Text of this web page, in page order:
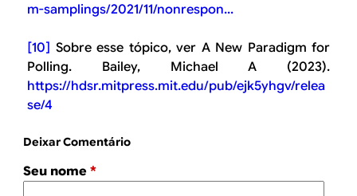
m-samplings/2021/11/nonrespon...
[10] Sobre esse tópico, ver A New Paradigm for
Polling. Bailey, Michael A (2023).
https://hdsr.mitpress.mit.edu/pub/ejk5yhgv/relea
se/4
Deixar Comentário
Seu nome *